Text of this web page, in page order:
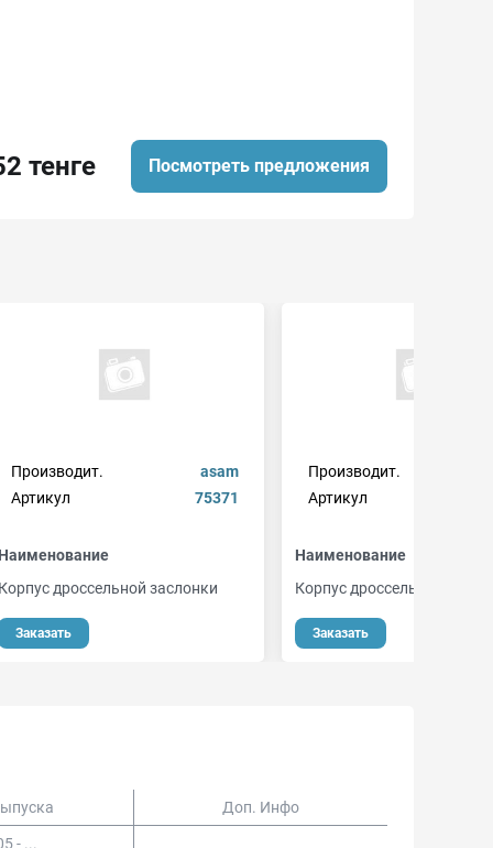
тенге Посмотреть предложения
Производит.
asam
Артикул
75371
Наименование
Корпус дроссельной заслонки
Заказать
Производит.
Артикул
Наименование
Корпус дроссельной
Заказать
Доп. Инфо
- ...